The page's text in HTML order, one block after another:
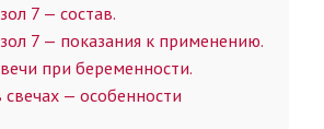
7 — состав.
7 — показания к применению.
при беременности.
свечах — особенности